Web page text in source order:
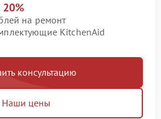
20%
на ремонт
KitchenAid
консультацию
Наши цены